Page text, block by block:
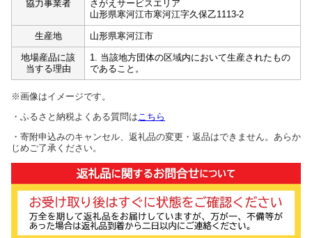
協力事業者
さがえサービスエリア
山形県寒河江市寒河江字久保乙1113-2
生産地 山形県寒河江市
地場産品に該
当する理由
1. 当該地方団体の区域内において生産されたもの
であること。
※画像はイメージです。
・ふるさと納税よくある質問は こちら
・寄附申込みのキャンセル、返礼品の変更・返品はできません。あらか
じめご了承ください。